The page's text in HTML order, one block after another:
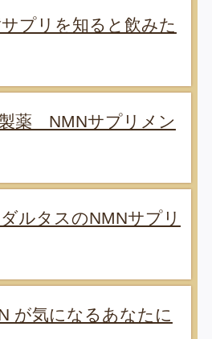
プリを知ると飲みた
製薬 NMNサプリメン
ルタスのNMNサプリ
が気になるあなたに